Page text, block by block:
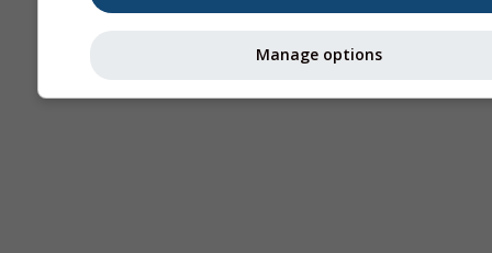
Manage options